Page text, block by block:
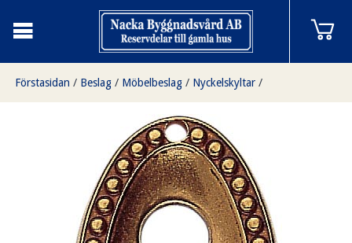
Förstasidan / Beslag / Möbelbeslag / Nyckelskyltar /